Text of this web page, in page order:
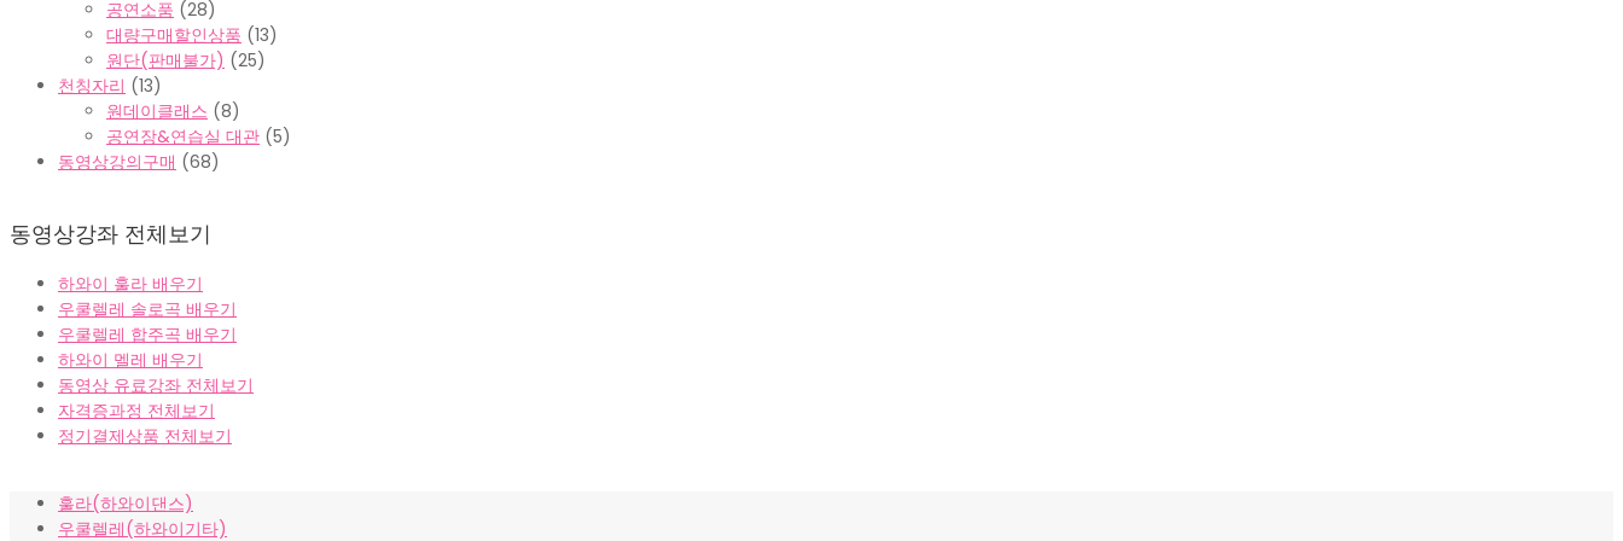
공연소품 (28)
대량구매할인상품 (13)
원단(판매불가) (25)
천칭자리 (13)
원데이클래스 (8)
공연장&연습실 대관 (5)
동영상강의구매 (68)
동영상강좌 전체보기
하와이 훌라 배우기
우쿨렐레 솔로곡 배우기
우쿨렐레 합주곡 배우기
하와이 멜레 배우기
동영상 유료강좌 전체보기
자격증과정 전체보기
정기결제상품 전체보기
훌라(하와이댄스)
우쿨렐레(하와이기타)